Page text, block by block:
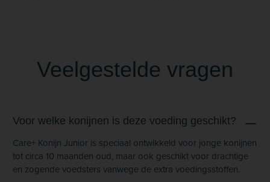
Veelgestelde vragen
Voor welke konijnen is deze voeding geschikt?
Care+ Konijn Junior is speciaal ontwikkeld voor jonge konijnen
tot circa 10 maanden oud, maar ook geschikt voor drachtige
en zogende voedsters vanwege de extra voedingsstoffen.